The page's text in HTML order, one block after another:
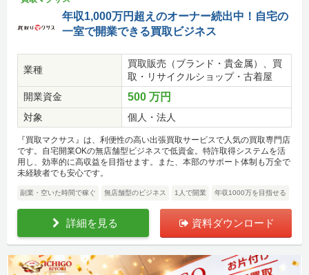
年収1,000万円超えのオーナー続出中！自宅の
一室で開業できる買取ビジネス
業種
買取販売（ブランド・貴金属）、買
取・リサイクルショップ・古着屋
開業資金
500 万円
対象 個人・法人
『買取マクサス』は、利便性の高い出張買取サービスで人気の買取専門店
です。自宅開業OKの無店舗型ビジネスで低資金。特許取得システムを活
用し、効率的に高収益を目指せます。また、本部のサポート体制も万全で
未経験者でも安心です。
副業・空いた時間で稼ぐ 無店舗型のビジネス 1人で開業 年収1000万を目指せる
詳細を見る 資料ダウンロード